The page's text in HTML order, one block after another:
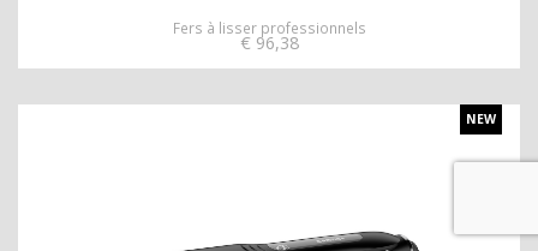
Fers à lisser professionnels
€ 96,38
NEW